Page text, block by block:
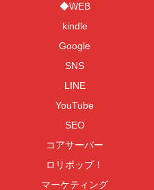
◆WEB
kindle
Google
SNS
LINE
YouTube
SEO
コアサーバー
ロリポップ！
マーケティング